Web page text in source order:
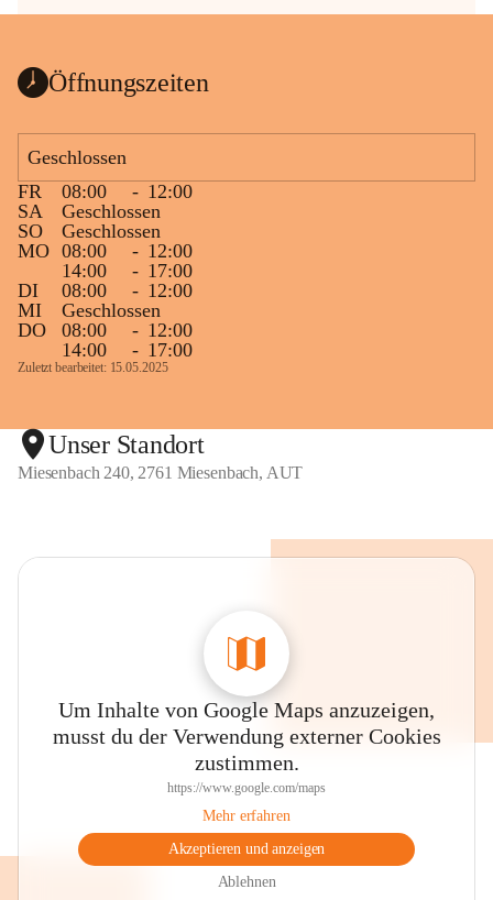
Öffnungszeiten
Geschlossen
FR
08:00 - 12:00
SA
Geschlossen
SO
Geschlossen
MO 08:00 - 12:00
14:00
- 17:00
DI
08:00 - 12:00
MI
Geschlossen
DO
08:00 - 12:00
14:00
- 17:00
Zuletzt bearbeitet: 15.05.2025
Unser Standort
Miesenbach 240, 2761 Miesenbach, AUT
Um Inhalte von Google Maps anzuzeigen,
musst du der Verwendung externer Cookies
zustimmen.
https://www.google.com/maps
Mehr erfahren
Akzeptieren und anzeigen
Ablehnen